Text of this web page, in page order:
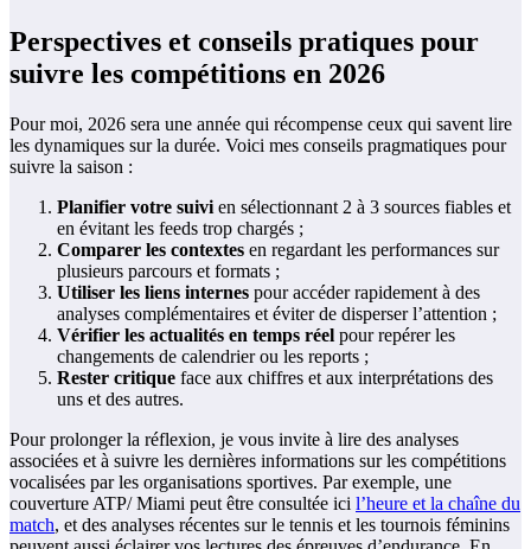
Perspectives et conseils pratiques pour
suivre les compétitions en 2026
Pour moi, 2026 sera une année qui récompense ceux qui savent lire
les dynamiques sur la durée. Voici mes conseils pragmatiques pour
suivre la saison :
Planifier votre suivi en sélectionnant 2 à 3 sources fiables et
en évitant les feeds trop chargés ;
Comparer les contextes en regardant les performances sur
plusieurs parcours et formats ;
Utiliser les liens internes pour accéder rapidement à des
analyses complémentaires et éviter de disperser l’attention ;
Vérifier les actualités en temps réel pour repérer les
changements de calendrier ou les reports ;
Rester critique face aux chiffres et aux interprétations des
uns et des autres.
Pour prolonger la réflexion, je vous invite à lire des analyses
associées et à suivre les dernières informations sur les compétitions
vocalisées par les organisations sportives. Par exemple, une
couverture ATP/ Miami peut être consultée ici l’heure et la chaîne du
match, et des analyses récentes sur le tennis et les tournois féminins